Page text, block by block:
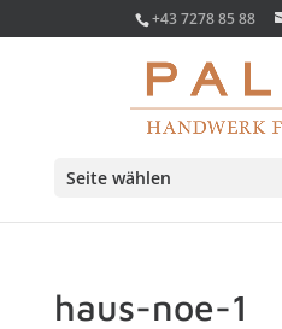
+43 7278 85 88
Seite wählen
haus-noe-1